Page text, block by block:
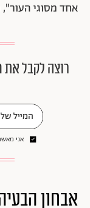
אחד מסוגי
רוצה לקבל את
אני
אבחון